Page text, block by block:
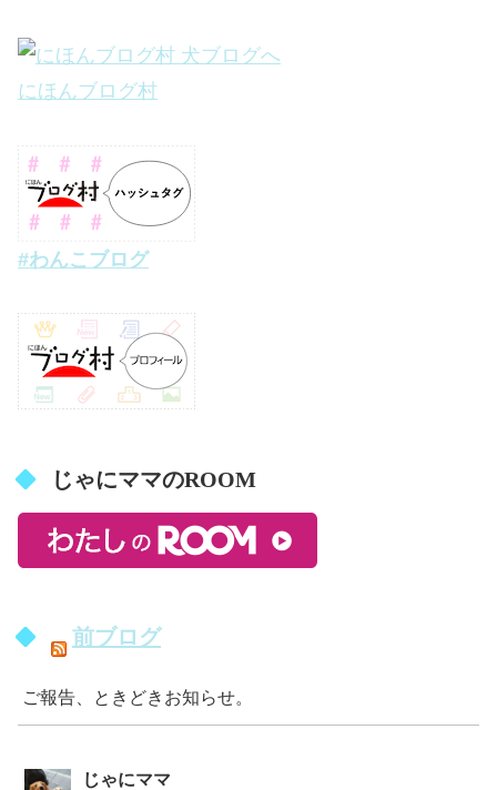
にほんブログ村
#わんこブログ
じゃにママのROOM
前ブログ
ご報告、ときどきお知らせ。
じゃにママ